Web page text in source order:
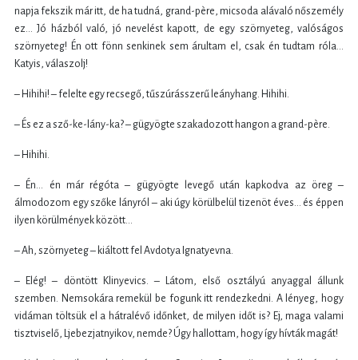
napja fekszik már itt, de ha tudná, grand-père, micsoda alávaló nőszemély
ez… Jó házból való, jó nevelést kapott, de egy szörnyeteg, valóságos
szörnyeteg! Én ott fönn senkinek sem árultam el, csak én tudtam róla…
Katyis, válaszolj!
– Hihihi! – felelte egy recsegő, tűszúrásszerű leányhang. Hihihi.
– És ez a sző-ke-lány-ka? – gügyögte szakadozott hangon a grand-père.
– Hihihi.
– Én… én már régóta – gügyögte levegő után kapkodva az öreg –
álmodozom egy szőke lányról – aki úgy körülbelül tizenöt éves… és éppen
ilyen körülmények között…
– Ah, szörnyeteg – kiáltott fel Avdotya Ignatyevna.
– Elég! – döntött Klinyevics. – Látom, első osztályú anyaggal állunk
szemben. Nemsokára remekül be fogunk itt rendezkedni. A lényeg, hogy
vidáman töltsük el a hátralévő időnket, de milyen időt is? Ej, maga valami
tisztviselő, Ljebezjatnyikov, nemde? Úgy hallottam, hogy így hívták magát!